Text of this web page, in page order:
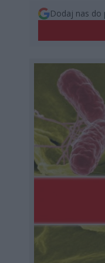
Dodaj nas do